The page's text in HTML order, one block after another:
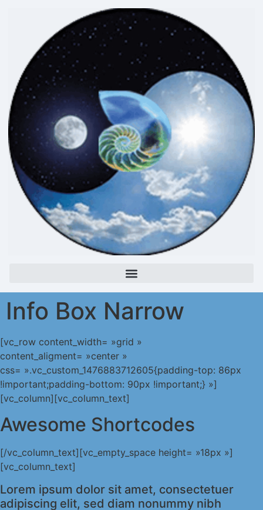
Info Box Narrow
[vc_row content_width= »grid »
content_aligment= »center »
css= ».vc_custom_1476883712605{padding-top: 86px
!important;padding-bottom: 90px !important;} »]
[vc_column][vc_column_text]
Awesome Shortcodes
[/vc_column_text][vc_empty_space height= »18px »]
[vc_column_text]
Lorem ipsum dolor sit amet, consectetuer
adipiscing elit, sed diam nonummy nibh